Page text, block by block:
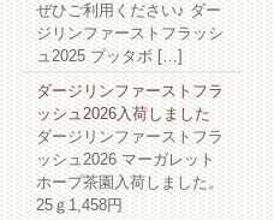
ぜひご利用ください♪ ダー
ジリンファーストフラッシ
ュ2025 プッタボ […]
ダージリンファーストフラ
ッシュ2026入荷しました
ダージリンファーストフラ
ッシュ2026 マーガレット
ホープ茶園入荷しました。
25ｇ1,458円